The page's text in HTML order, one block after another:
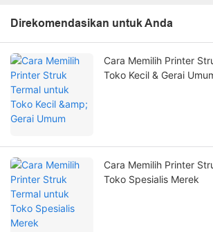
Direkomendasikan untuk Anda
Cara Memilih Printer
Toko Kecil & Gerai
Cara Memilih Printer
Toko Spesialis Merek